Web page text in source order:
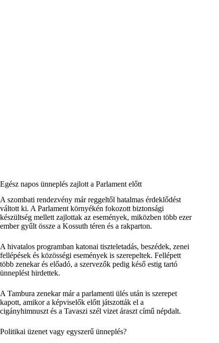
Egész napos ünneplés zajlott a Parlament előtt
A szombati rendezvény már reggeltől hatalmas érdeklődést
váltott ki. A Parlament környékén fokozott biztonsági
készültség mellett zajlottak az események, miközben több ezer
ember gyűlt össze a Kossuth téren és a rakparton.
A hivatalos programban katonai tiszteletadás, beszédek, zenei
fellépések és közösségi események is szerepeltek. Fellépett
több zenekar és előadó, a szervezők pedig késő estig tartó
ünneplést hirdettek.
A Tambura zenekar már a parlamenti ülés után is szerepet
kapott, amikor a képviselők előtt játszották el a
cigányhimnuszt és a Tavaszi szél vizet áraszt című népdalt.
Politikai üzenet vagy egyszerű ünneplés?